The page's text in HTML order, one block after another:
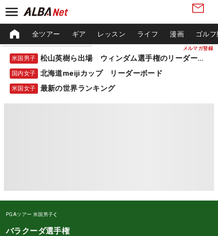
メルマガ登録
全ツアー ギア レッスン ライフ 漫画 ゴル
米国男子 松山英樹ら出場 ウィンダム選手権のリーダーボード
国内女子 北海道meijiカップ リーダーボード
米国女子 最新の世界ランキング
PGAツアー 米国男子
バラクーダ選手権